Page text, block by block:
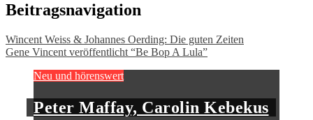
Beitragsnavigation
Wincent Weiss & Johannes Oerding: Die guten Zeiten
Gene Vincent veröffentlicht “Be Bop A Lula”
Neu und hörenswert
Peter Maffay, Carolin Kebekus